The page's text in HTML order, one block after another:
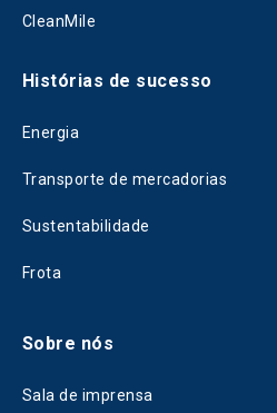
CleanMile
Histórias de sucesso
Energia
Transporte de mercadorias
Sustentabilidade
Frota
Sobre nós
Sala de imprensa